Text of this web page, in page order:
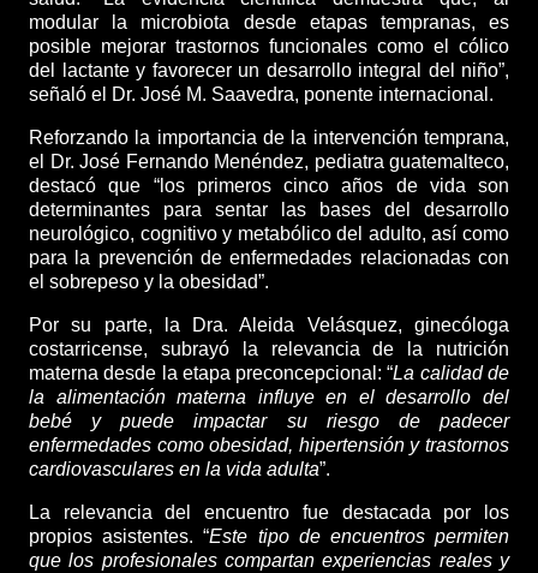
modular la microbiota desde etapas tempranas, es
posible mejorar trastornos funcionales como el cólico
del lactante y favorecer un desarrollo integral del niño”,
señaló el Dr. José M. Saavedra, ponente internacional.
Reforzando la importancia de la intervención temprana,
el Dr. José Fernando Menéndez, pediatra guatemalteco,
destacó que “los primeros cinco años de vida son
determinantes para sentar las bases del desarrollo
neurológico, cognitivo y metabólico del adulto, así como
para la prevención de enfermedades relacionadas con
el sobrepeso y la obesidad”.
Por su parte, la Dra. Aleida Velásquez, ginecóloga
costarricense, subrayó la relevancia de la nutrición
materna desde la etapa preconcepcional: “La calidad de
la alimentación materna influye en el desarrollo del
bebé y puede impactar su riesgo de padecer
enfermedades como obesidad, hipertensión y trastornos
cardiovasculares en la vida adulta”.
La relevancia del encuentro fue destacada por los
propios asistentes. “Este tipo de encuentros permiten
que los profesionales compartan experiencias reales y